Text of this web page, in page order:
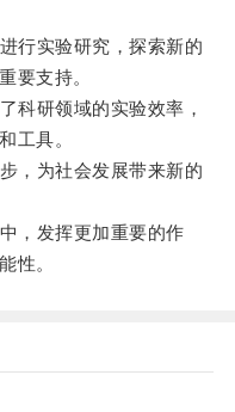
实验研究，探索新的
要支持。
研领域的实验效率，
工具。
为社会发展带来新的
发挥更加重要的作
性。